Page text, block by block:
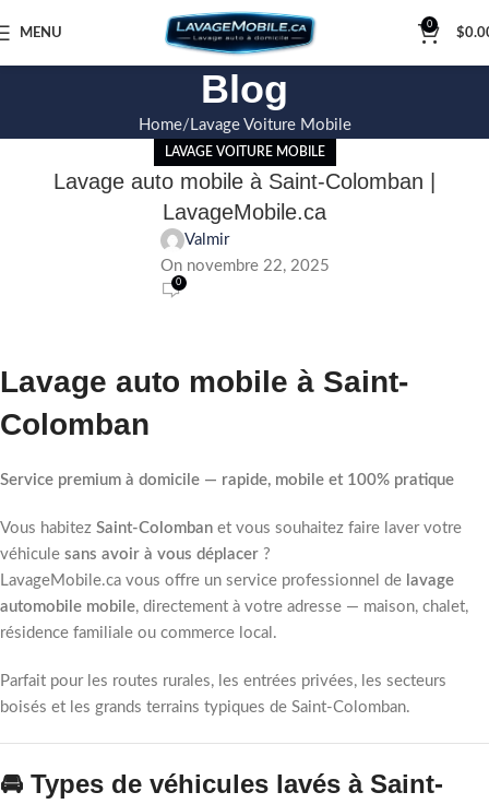
MENU
0
$
Blog
Home Lavage Voiture Mobile
LAVAGE VOITURE MOBILE
Lavage auto mobile à Saint-Colomban |
LavageMobile.ca
Valmir
On novembre 22, 2025
0
Lavage auto mobile à Saint-
Colomban
Service premium à domicile — rapide, mobile et 100% pratique
Vous habitez Saint-Colomban et vous souhaitez faire laver votre
véhicule sans avoir à vous déplacer ?
LavageMobile.ca vous offre un service professionnel de lavage
automobile mobile, directement à votre adresse — maison, chalet,
résidence familiale ou commerce local.
Parfait pour les routes rurales, les entrées privées, les secteurs
boisés et les grands terrains typiques de Saint-Colomban.
🚘 Types de véhicules lavés à Saint-